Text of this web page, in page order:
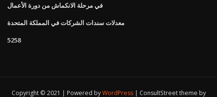
في مرحلة الانكماش من دورة الأعمال
معدلات سندات الشركات في المملكة المتحدة
5258
Copyright © 2021 | Powered byWordPress ConsultStreet theme by